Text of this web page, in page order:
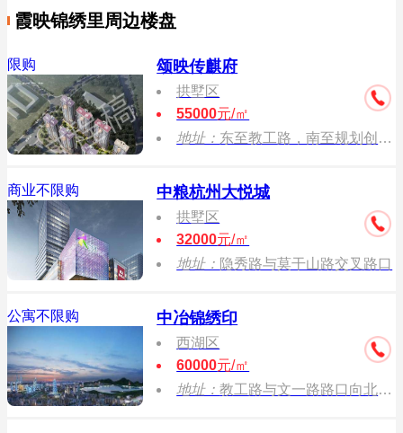
霞映锦绣里周边楼盘
限购 颂映传麒府
拱墅区
55000元/㎡
地址： 东至教工路，南至规划创享路，西至湖墅单元GS0201-G1-03-2地块，北至湖墅单元GS0201-B1/B2/S42-42-1地块。
商业不限购 中粮杭州大悦城
拱墅区
32000元/㎡
地址： 隐秀路与莫干山路交叉路口
公寓不限购 中冶锦绣印
西湖区
60000元/㎡
地址：教工路与文一路路口向北约100米